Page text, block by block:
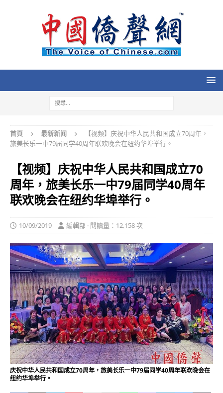
首頁 最新新闻
【视频】庆祝中华人民共和国成立70周年，
旅美长乐一中79届同学40周年联欢晚会在纽约华埠举行。
【视频】庆祝中华人民共和国成立70
周年，旅美长乐一中79届同学40周年
联欢晚会在纽约华埠举行。
10/09/2019 編輯部 · 閱讀量：12,158 次
庆祝中华人民共和国成立70周年，旅美长乐一中79届同学40周年联欢晚会在
纽约华埠举行。